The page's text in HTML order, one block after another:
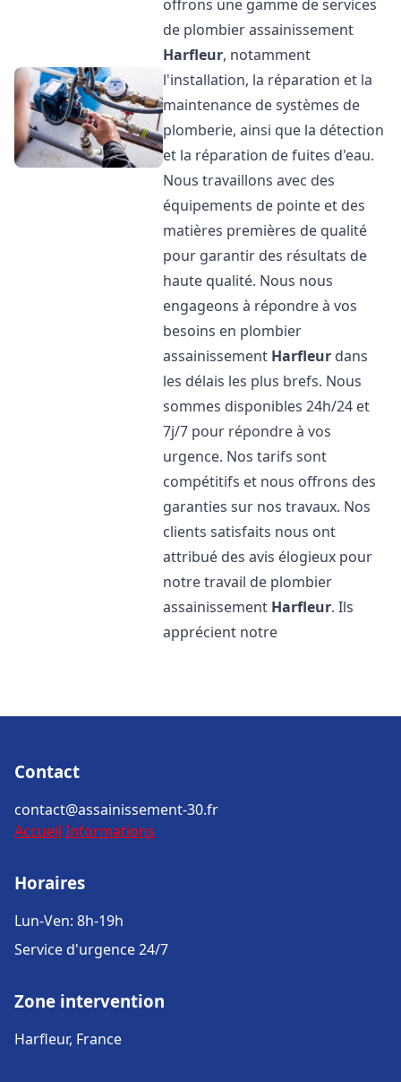
offrons une gamme de services
de plombier assainissement
Harfleur, notamment
l'installation, la réparation et la
maintenance de systèmes de
plomberie, ainsi que la détection
et la réparation de fuites d'eau.
Nous travaillons avec des
équipements de pointe et des
matières premières de qualité
pour garantir des résultats de
haute qualité. Nous nous
engageons à répondre à vos
besoins en plombier
assainissement Harfleur dans
les délais les plus brefs. Nous
sommes disponibles 24h/24 et
7j/7 pour répondre à vos
urgence. Nos tarifs sont
compétitifs et nous offrons des
garanties sur nos travaux. Nos
clients satisfaits nous ont
attribué des avis élogieux pour
notre travail de plombier
assainissement Harfleur. Ils
apprécient notre
Contact
contact@assainissement-30.fr
Accueil Informations
Horaires
Lun-Ven: 8h-19h
Service d'urgence 24/7
Zone intervention
Harfleur, France